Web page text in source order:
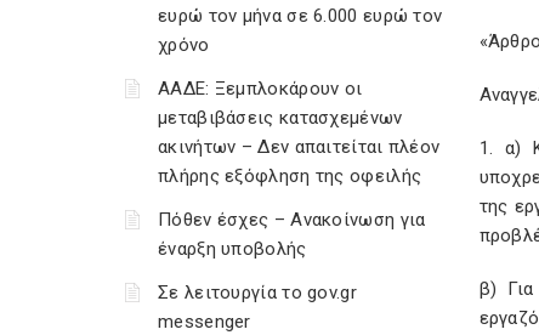
ευρώ τον μήνα σε 6.000 ευρώ τον
χρόνο
ΑΑΔΕ: Ξεμπλοκάρουν οι
μεταβιβάσεις κατασχεμένων
ακινήτων – Δεν απαιτείται πλέον
πλήρης εξόφληση της οφειλής
Πόθεν έσχες – Ανακοίνωση για
έναρξη υποβολής
Σε λειτουργία το gov.gr
messenger
1. α)
της
β)